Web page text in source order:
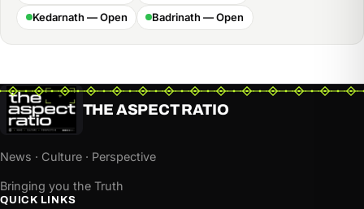
Kedarnath — Open
Badrinath — Open
THE ASPECT RATIO
News · Culture · Perspective
Bringing you the Truth
QUICK LINKS